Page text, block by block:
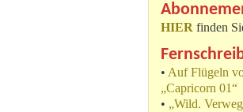
HIER finden
• Auf Flügeln
„Capricorn 01“
• „Wild.